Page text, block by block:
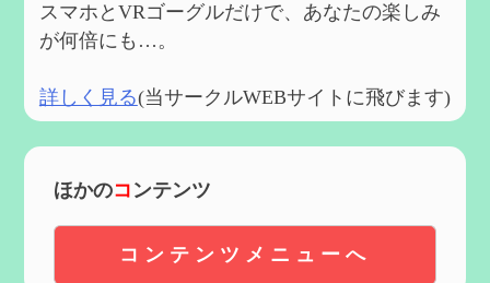
スマホとVRゴーグルだけで、あなたの楽しみ
が何倍にも…。
詳しく見る(当サークルWEBサイトに飛びます)
ほかのコ ンテンツ
コンテンツメニューへ